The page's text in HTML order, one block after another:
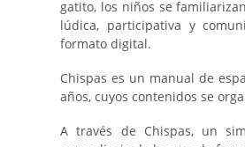
gatito, los niños se
lúdica, participativa y
formato digital.
Chispas es un manual de
años, cuyos contenidos se
A través de Chispas, un